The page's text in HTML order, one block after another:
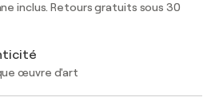
inclus. Retours gratuits sous 30
œuvre d'art